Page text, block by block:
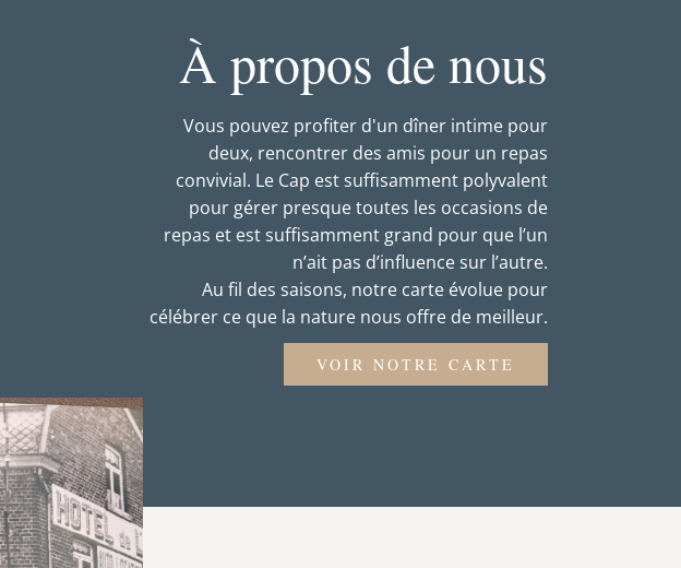
À propos de nous
Vous pouvez profiter d'un dîner intime pour
deux, rencontrer des amis pour un repas
convivial. Le Cap est suffisamment polyvalent
pour gérer presque toutes les occasions de
repas et est suffisamment grand pour que l’un
n’ait pas d’influence sur l’autre.
Au fil des saisons, notre carte évolue pour
célébrer ce que la nature nous offre de meilleur.
VOIR NOTRE CARTE